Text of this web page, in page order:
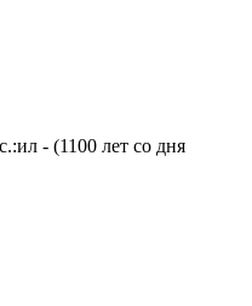
- (1100 лет со дня